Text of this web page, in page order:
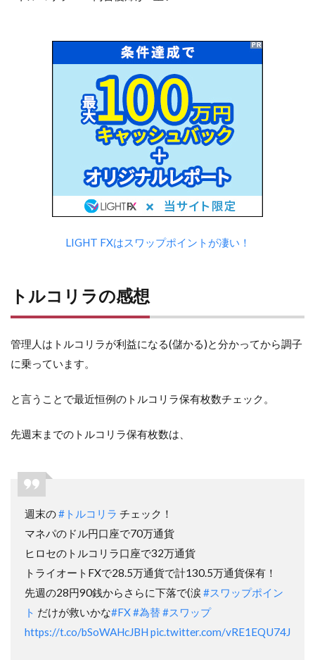
LIGHT FXはスワップポイントが凄い！
トルコリラの感想
管理人はトルコリラが利益になる(儲かる)と分かってから調子
に乗っています。
と言うことで最近恒例のトルコリラ保有枚数チェック。
先週末までのトルコリラ保有枚数は、
週末の#トルコリラ チェック！
マネパのドル円口座で70万通貨
ヒロセのトルコリラ口座で32万通貨
トライオートFXで28.5万通貨で計130.5万通貨保有！
先週の28円90銭からさらに下落で(涙 #スワップポイン
ト だけが救いかな#FX#為替#スワップ
https://t.co/bSoWAHcJBH pic.twitter.com/vRE1EQU74J